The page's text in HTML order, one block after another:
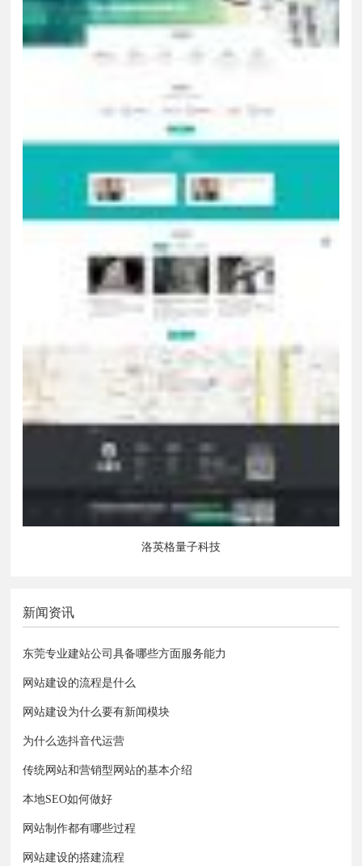
洛英格量子科技
新闻资讯
东莞专业建站公司具备哪些方面服务能力
网站建设的流程是什么
网站建设为什么要有新闻模块
为什么选抖音代运营
传统网站和营销型网站的基本介绍
本地SEO如何做好
网站制作​都有哪些过程
网站建设的搭建流程